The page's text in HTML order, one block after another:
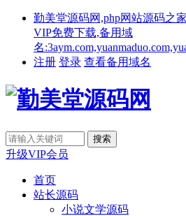
勤美堂源码网,php网站源码之
VIP免费下载,备用域
名
注册 登录 查看备用域名
升级VIP会员
首页
站长源码
小说文学源码